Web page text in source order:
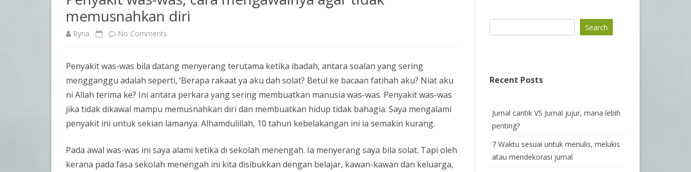
memusnahkan diri
Ryna No Comments
was-
was,
mengawalnya
Penyakit was-was bila datang menyerang terutama ketika ibadah, antara soalan yang sering
mengganggu adalah seperti, ‘Berapa rakaat ya aku dah solat? Betul ke bacaan fatihah aku? Niat aku
ni Allah terima ke? Ini antara perkara yang sering membuatkan manusia was-was. Penyakit was-was
jika tidak dikawal mampu memusnahkan diri dan membuatkan hidup tidak bahagia. Saya mengalami
penyakit ini untuk sekian lamanya. Alhamdulillah, 10 tahun kebelakangan ini ia semakin kurang.
Pada awal was-was ini saya alami ketika di sekolah menengah. Ia menyerang saya bila solat. Tapi oleh
kerana pada fasa sekolah menengah ini kita disibukkan dengan belajar, kawan-kawan dan keluarga,
Search
Recent Posts
Jurnal cantik VS Jurnal jujur, mana lebih
penting?
7 Waktu sesuai untuk menulis, melukis
atau mendekorasi jurnal